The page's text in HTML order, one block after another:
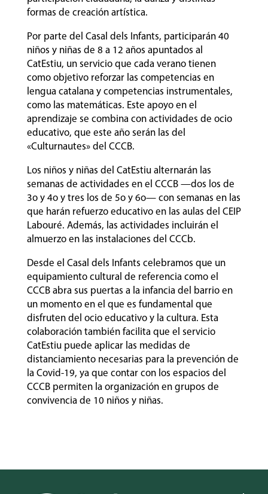
formas de creación artística.
Por parte del Casal dels Infants, participarán 40
niños y niñas de 8 a 12 años apuntados al
CatEstiu, un servicio que cada verano tienen
como objetivo reforzar las competencias en
lengua catalana y competencias instrumentales,
como las matemáticas. Este apoyo en el
aprendizaje se combina con actividades de ocio
educativo, que este año serán las del
«Culturnautes» del CCCB.
Los niños y niñas del CatEstiu alternarán las
semanas de actividades en el CCCB —dos los de
3o y 4o y tres los de 5o y 6o— con semanas en las
que harán refuerzo educativo en las aulas del CEIP
Labouré. Además, las actividades incluirán el
almuerzo en las instalaciones del CCCb.
Desde el Casal dels Infants celebramos que un
equipamiento cultural de referencia como el
CCCB abra sus puertas a la infancia del barrio en
un momento en el que es fundamental que
disfruten del ocio educativo y la cultura. Esta
colaboración también facilita que el servicio
CatEstiu puede aplicar las medidas de
distanciamiento necesarias para la prevención de
la Covid-19, ya que contar con los espacios del
CCCB permiten la organización en grupos de
convivencia de 10 niños y niñas.